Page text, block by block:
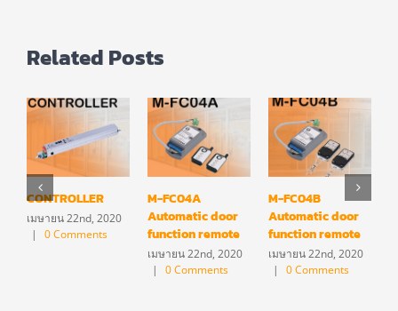
Related Posts
CONTROLLER
เมษายน 22nd, 2020
|
0 Comments
M-FC04A
Automatic door
function remote
เมษายน 22nd, 2020
|
0 Comments
M-FC04B
Automatic door
function remote
เมษายน 22nd, 2020
|
0 Comments